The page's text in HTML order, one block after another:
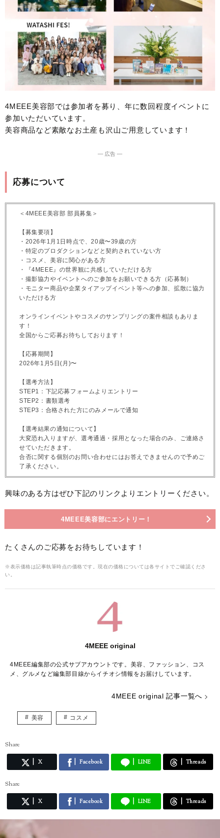
4MEEE美容部では参加者を募り、年に数回程度イベントに
参加いただいています。
美容商品など素敵なお土産も沢山ご用意しています！
― 広告 ―
応募について
＜4MEEE美容部 部員募集＞
【募集要項】
・2026年1月1日時点で、20歳〜39歳の方
・特定のプロダクションなどと契約されていない方
・コスメ、美容に関心がある方
・『4MEEE』の世界観に共感していただける方
・撮影協力やイベントへのご参加をお願いできる方（応募制）
・モニター商品や企業タイアップイベント等への参加、拡散に協力
いただける方
オンラインイベントやコスメのサンプリングの案件相談もありま
す！
全国からご応募お待ちしております！
【応募期間】
2026年1月5日(月)〜
【選考方法】
STEP1：下記応募フォームよりエントリー
STEP2：書類選考
STEP3：合格された方にのみメールで通知
【選考結果の通知について】
大変恐れ入りますが、選考通過・採用となった場合のみ、ご連絡さ
せていただきます。
合否に関する個別のお問い合わせにはお答えできませんので予めご
了承ください。
興味のある方はぜひ下記のリンクよりエントリーください。
4MEEE美容部にエントリー！
たくさんのご応募をお待ちしています！
※表示価格は記事執筆時点の価格です。現在の価格については各サイトでご確認くださ
い。
4MEEE original
4MEEE編集部の公式サブアカウントです。美容、ファッション、コス
メ、グルメなど編集部目線からイチオシ情報をお届けしています。
4MEEE original 記事一覧へ
美容 コスメ
Share
X Facebook LINE Threads
Share
X Facebook LINE Threads